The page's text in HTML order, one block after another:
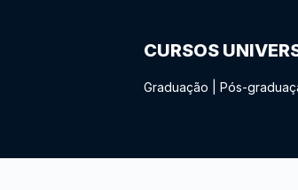
CURSOS
Graduação Pós-